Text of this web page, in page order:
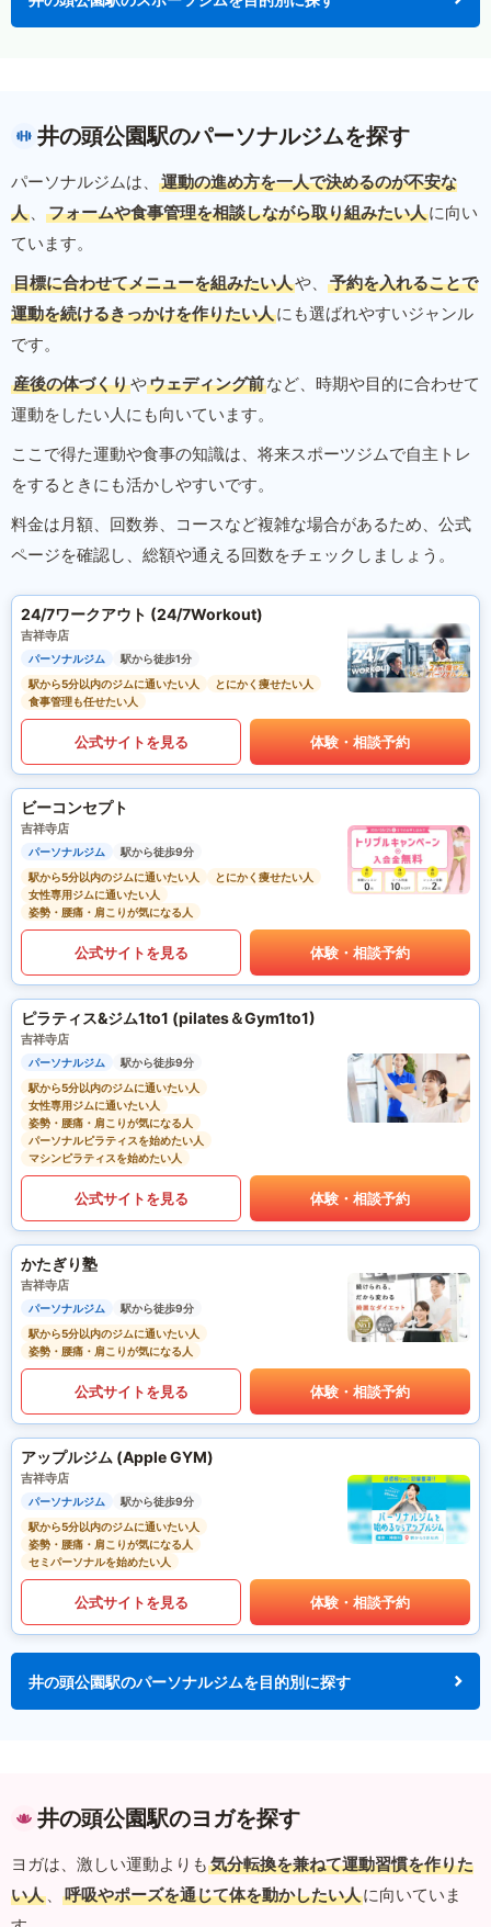
井の頭公園駅のパーソナルジムを探す
パーソナルジムは、
運動の進め方を一人で決めるのが不安な
人 、 フォームや食事管理を相談しながら取り組みたい人に向い
ています。
目標に合わせてメニューを組みたい人や、
予約を入れることで
運動を続けるきっかけを作りたい人にも選ばれやすいジャンル
です。
産後の体づくりやウェディング前など、時期や目的に合わせて
運動をしたい人にも向いています。
ここで得た運動や食事の知識は、将来スポーツジムで自主トレ
をするときにも活かしやすいです。
料金は月額、回数券、コースなど複雑な場合があるため、公式
ページを確認し、総額や通える回数をチェックしましょう。
24/7ワークアウト (24/7Workout)
吉祥寺店
パーソナルジム
駅から徒歩1分
駅から5分以内のジムに通いたい人
とにかく痩せたい人
食事管理も任せたい人
公式サイトを見る 体験・相談予約
ビーコンセプト
吉祥寺店
パーソナルジム
駅から徒歩9分
駅から5分以内のジムに通いたい人
とにかく痩せたい人
女性専用ジムに通いたい人
姿勢・腰痛・肩こりが気になる人
公式サイトを見る 体験・相談予約
ピラティス&ジム1to1 (pilates＆Gym1to1)
吉祥寺店
パーソナルジム
駅から徒歩9分
駅から5分以内のジムに通いたい人
女性専用ジムに通いたい人
姿勢・腰痛・肩こりが気になる人
パーソナルピラティスを始めたい人
マシンピラティスを始めたい人
公式サイトを見る 体験・相談予約
かたぎり塾
吉祥寺店
パーソナルジム
駅から徒歩9分
駅から5分以内のジムに通いたい人
姿勢・腰痛・肩こりが気になる人
公式サイトを見る 体験・相談予約
アップルジム (Apple GYM)
吉祥寺店
パーソナルジム
駅から徒歩9分
駅から5分以内のジムに通いたい人
姿勢・腰痛・肩こりが気になる人
セミパーソナルを始めたい人
公式サイトを見る 体験・相談予約
井の頭公園駅のパーソナルジムを目的別に探す
井の頭公園駅のヨガを探す
ヨガは、激しい運動よりも 気分転換を兼ねて運動習慣を作りた
い人 、 呼吸やポーズを通じて体を動かしたい人に向いていま